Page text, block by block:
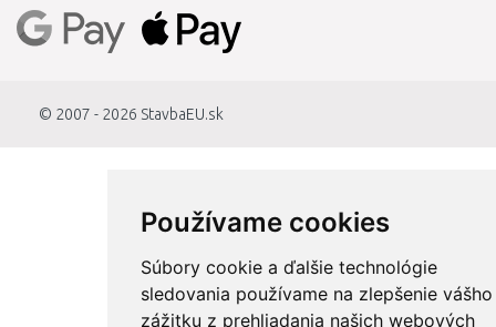
Používame cookies
Súbory cookie a ďalšie technológie
sledovania používame na zlepšenie vášho
zážitku z prehliadania našich webových
© 2007 - 2026 StavbaEU.sk